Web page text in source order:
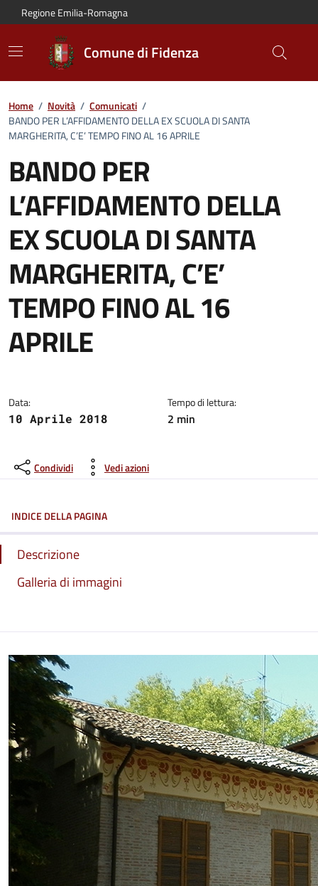
Vai al contenuto principale
Vai alla navigazione del sito
Vai al piede di pagina
Regione Emilia-Romagna
Comune di Fidenza
Home / Novità / Comunicati /
BANDO PER L’AFFIDAMENTO DELLA EX SCUOLA DI SANTA
MARGHERITA, C’E’ TEMPO FINO AL 16 APRILE
BANDO PER
L’AFFIDAMENTO DELLA
EX SCUOLA DI SANTA
MARGHERITA, C’E’
TEMPO FINO AL 16
APRILE
Data:
10 Aprile 2018
Tempo di lettura:
2 min
Condividi Vedi azioni
INDICE DELLA PAGINA
Descrizione
Galleria di immagini